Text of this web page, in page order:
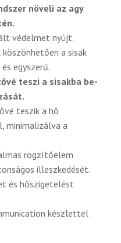
növeli az agy
védelmet nyújt.
a sisak
egyszerű.
teszi a sisakba be-
teszik a hő
minimalizálva a
rögzítőelem
illeszkedését.
és hőszigetelést
készlettel